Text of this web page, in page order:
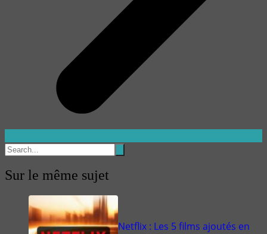
Sur le même sujet
Netflix : Les 5 films ajoutés en